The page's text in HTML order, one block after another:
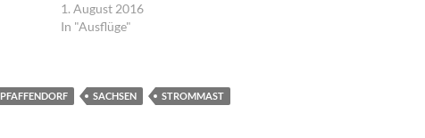
1. August 2016
In "Ausflüge"
PFAFFENDORF SACHSEN STROMMAST